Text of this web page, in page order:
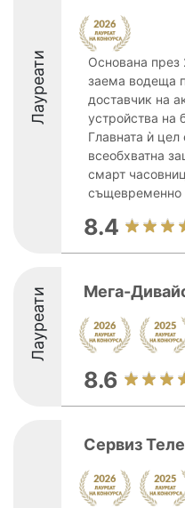
Лауреати
Основана през
заема водеща
доставчик на
устройства на
Главната ѝ цел
всеобхватна
смарт
същевременно
8.4
Лауреати Мега-
8.6
Сервиз